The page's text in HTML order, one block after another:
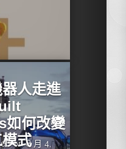
人走進
何改變
式
on 8 月 4,